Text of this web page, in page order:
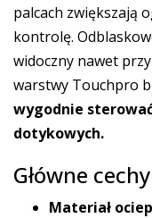
palcach zwiększają
kontrolę.
widoczny nawet
warstwy Touchpro
wygodnie
dotykowych.
Główne
Materiał